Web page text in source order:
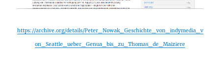
https://archive.org/details/Peter_Nowak_Geschichte_von_indymedia_v
on_Seattle_ueber_Genua_bis_zu_Thomas_de_Maiziere